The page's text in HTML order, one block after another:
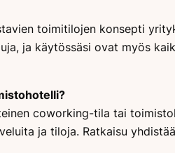
toimitilojen konsepti
ja käytössäsi ovat myös
coworking-tila tai
ja tiloja. Ratkaisu